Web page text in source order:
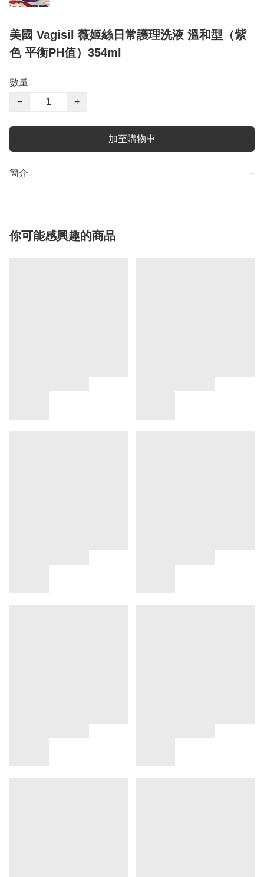
美國 Vagisil 薇姬絲日常護理洗液 溫和型（紫
色 平衡PH值）354ml
數量
−
+
加至購物車
簡介 −
你可能感興趣的商品